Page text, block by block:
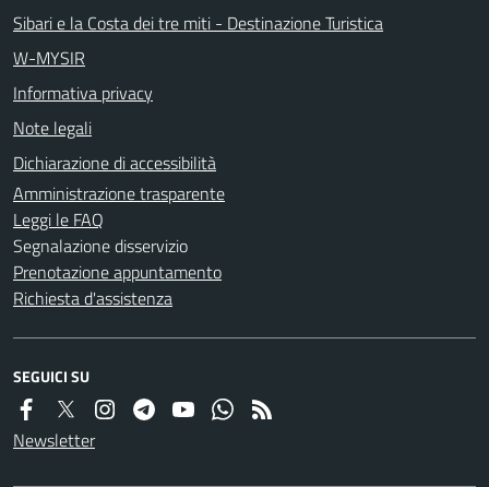
Sibari e la Costa dei tre miti - Destinazione Turistica
W-MYSIR
Informativa privacy
Note legali
Dichiarazione di accessibilità
Amministrazione trasparente
Leggi le FAQ
Segnalazione disservizio
Prenotazione appuntamento
Richiesta d'assistenza
SEGUICI SU
Newsletter